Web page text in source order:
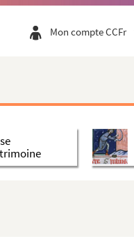
Mon compte CCFr